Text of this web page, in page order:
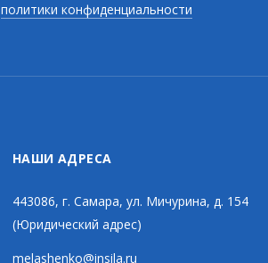
политики конфиденциальности
НАШИ АДРЕСА
443086, г. Самара, ул. Мичурина, д. 154
(Юридический адрес)
melashenko@insila.ru